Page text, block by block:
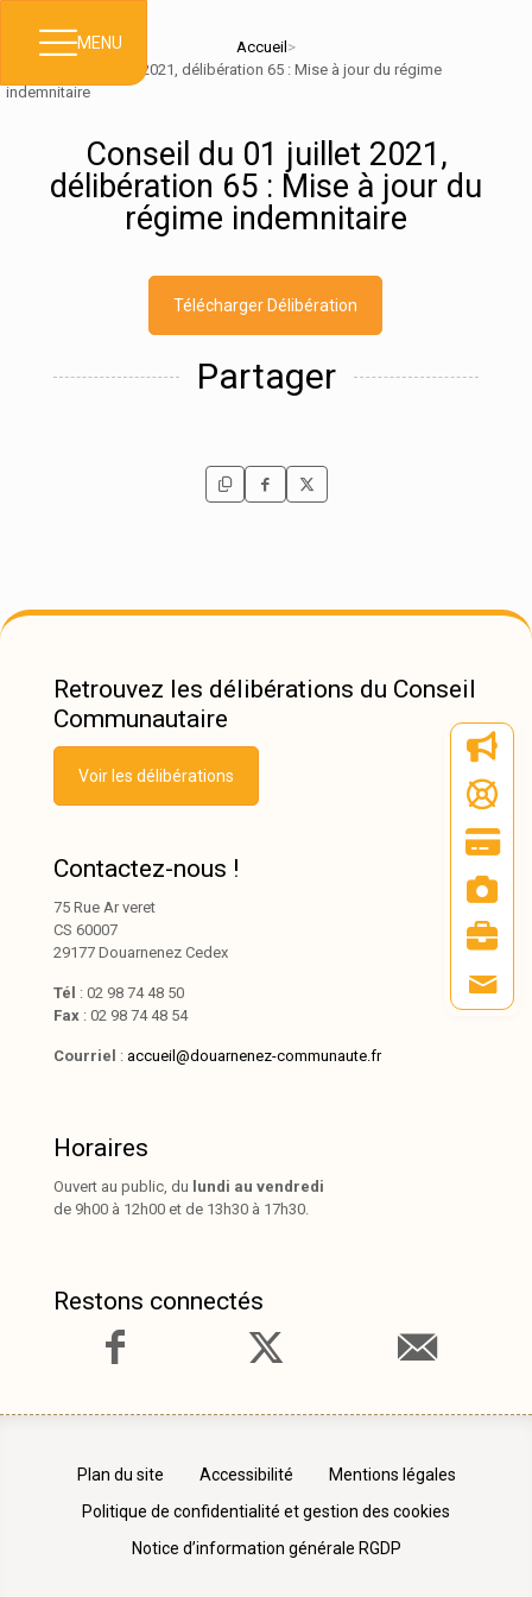
MENU Accueil >
Conseil du 01 juillet 2021, délibération 65 : Mise à jour du régime
indemnitaire
Conseil du 01 juillet 2021,
délibération 65 : Mise à jour du
régime indemnitaire
Télécharger Délibération
Partager
Retrouvez les délibérations du Conseil
Communautaire
Voir les délibérations
Contactez-nous !
75 Rue Ar veret
CS 60007
29177 Douarnenez Cedex
Tél : 02 98 74 48 50
Fax : 02 98 74 48 54
Courriel : accueil@douarnenez-communaute.fr
Horaires
Ouvert au public, du lundi au vendredi
de 9h00 à 12h00 et de 13h30 à 17h30.
Restons connectés
Plan du site Accessibilité
Mentions légales
Politique de confidentialité et gestion des cookies
Notice d’information générale RGDP